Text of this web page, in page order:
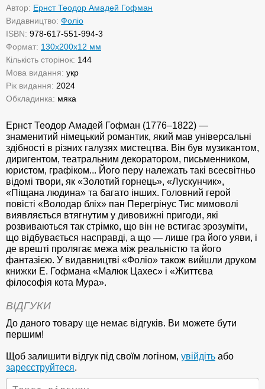
Автор: Ернст Теодор Амадей Гофман
Видавництво: Фоліо
ISBN: 978-617-551-994-3
Формат: 130x200x12 мм
Кількість сторінок: 144
Мова видання: укр
Рік видання: 2024
Обкладинка: мяка
Ернст Теодор Амадей Гофман (1776–1822) —
знаменитий німецький романтик, який мав універсальні
здібності в різних галузях мистецтва. Він був музикантом,
диригентом, театральним декоратором, письменником,
юристом, графіком... Його перу належать такі всесвітньо
відомі твори, як «Золотий горнець», «Лускунчик»,
«Піщана людина» та багато інших. Головний герой
повісті «Володар бліх» пан Перегрінус Тис мимоволі
виявляється втягнутим у дивовижні пригоди, які
розвиваються так стрімко, що він не встигає зрозуміти,
що відбувається насправді, а що — лише гра його уяви, і
де врешті пролягає межа між реальністю та його
фантазією. У видавництві «Фоліо» також вийшли друком
книжки Е. Гофмана «Малюк Цахес» і «Життєва
філософія кота Мура».
ВІДГУКИ
До даного товару ще немає відгуків. Ви можете бути
першим!
Щоб залишити відгук під своїм логіном, увійдіть або
зареєструйтеся.